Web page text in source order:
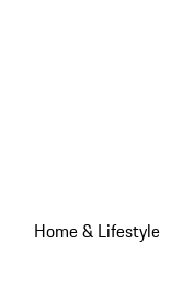
Home & Lifestyle